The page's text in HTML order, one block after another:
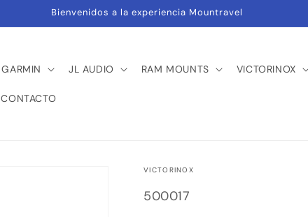
Bienvenidos a la experiencia Mountravel
GARMIN JL AUDIO RAM MOUNTS VICTORINOX
CONTACTO
VICTORINOX
SKU:
500017